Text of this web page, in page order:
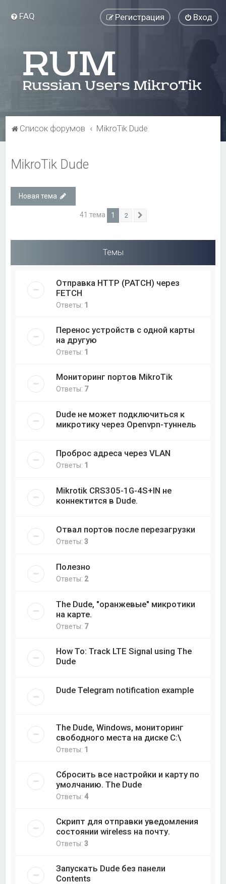
FAQ Вход
Регистрация
Список форумов MikroTik Dude
MikroTik Dude
Новая тема
41 тема 1 2
Темы
Отправка HTTP (PATCH) через
FETCH
Ответы: 1
Перенос устройств с одной карты
на другую
Ответы: 1
Мониторинг портов MikroTik
Ответы: 7
Dude не может подключиться к
микротику через Openvpn-туннель
Проброс адреса через VLAN
Ответы: 1
Mikrotik CRS305-1G-4S+IN не
коннектится в Dude.
Отвал портов после перезагрузки
Ответы:3
Полезно
Ответы: 2
The Dude, "оранжевые" микротики
на карте.
Ответы: 7
How To: Track LTE Signal using The
Dude
Dude Telegram notification example
The Dude, Windows, мониторинг
свободного места на диске C:\
Ответы: 1
Сбросить все настройки и карту по
умолчанию. The Dude
Ответы:4
Скрипт для отправки уведомления
состоянии wireless на почту.
Ответы:3
Запускать Dude без панели
Contents